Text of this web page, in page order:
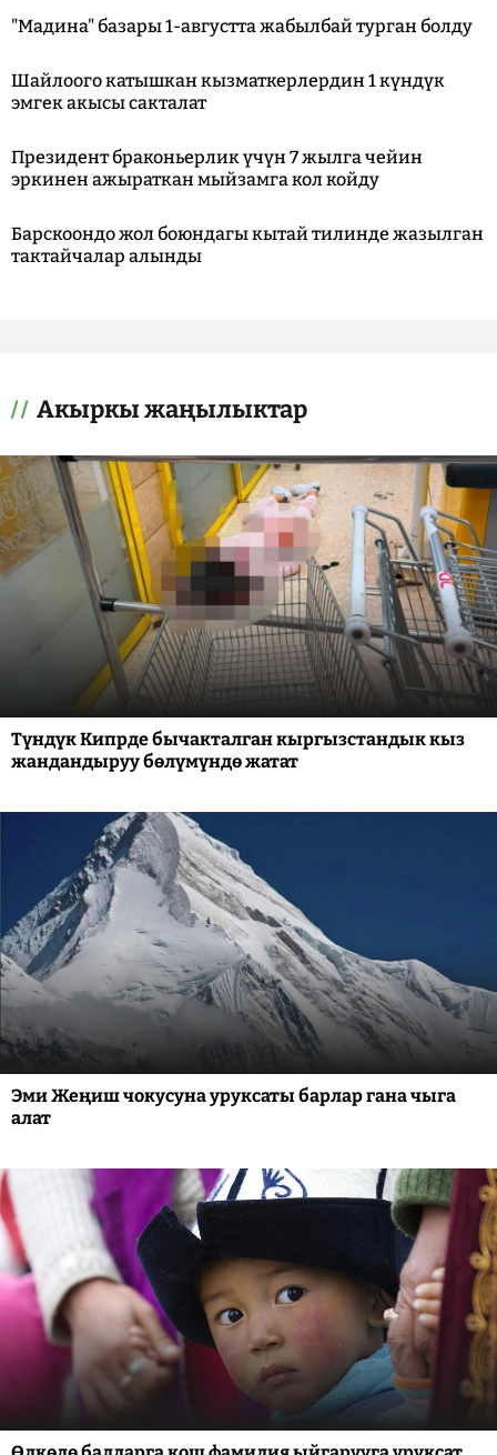
"Мадина" базары 1-августта жабылбай турган болду
Шайлоого катышкан кызматкерлердин 1 күндүк
эмгек акысы сакталат
Президент браконьерлик үчүн 7 жылга чейин
эркинен ажыраткан мыйзамга кол койду
Барскоондо жол боюндагы кытай тилинде жазылган
тактайчалар алынды
Акыркы жаңылыктар
Түндүк Кипрде бычакталган кыргызстандык кыз
жандандыруу бөлүмүндө жатат
Эми Жеңиш чокусуна уруксаты барлар гана чыга
алат